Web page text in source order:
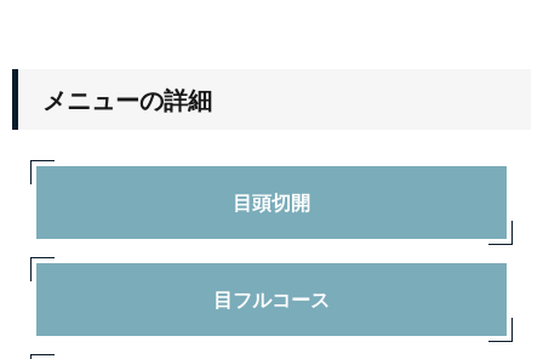
メニューの詳細
目頭切開
目フルコース